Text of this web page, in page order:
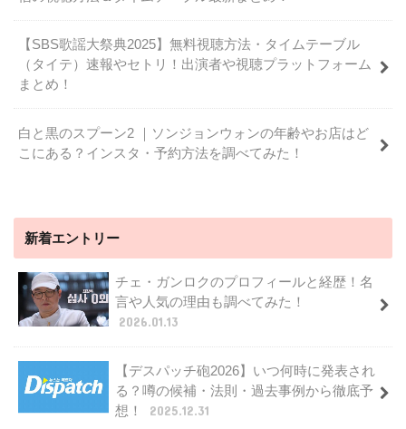
【SBS歌謡大祭典2025】無料視聴方法・タイムテーブル
（タイテ）速報やセトリ！出演者や視聴プラットフォーム
まとめ！
白と黒のスプーン2 ｜ソンジョンウォンの年齢やお店はど
こにある？インスタ・予約方法を調べてみた！
新着エントリー
チェ・ガンロクのプロフィールと経歴！名
言や人気の理由も調べてみた！
2026.01.13
【デスパッチ砲2026】いつ何時に発表され
る？噂の候補・法則・過去事例から徹底予
想！
2025.12.31